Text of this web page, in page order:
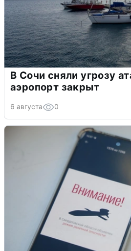
В Сочи сняли угрозу
аэропорт закрыт
6 августа 0